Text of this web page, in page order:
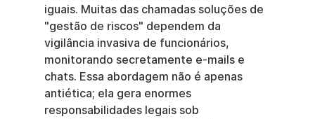
iguais. Muitas das chamadas soluções de
"gestão de riscos" dependem da
vigilância invasiva de funcionários,
monitorando secretamente e-mails e
chats. Essa abordagem não é apenas
antiética; ela gera enormes
responsabilidades legais sob